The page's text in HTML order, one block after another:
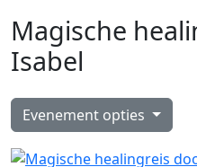
Magische
Isabel
Evenement opties